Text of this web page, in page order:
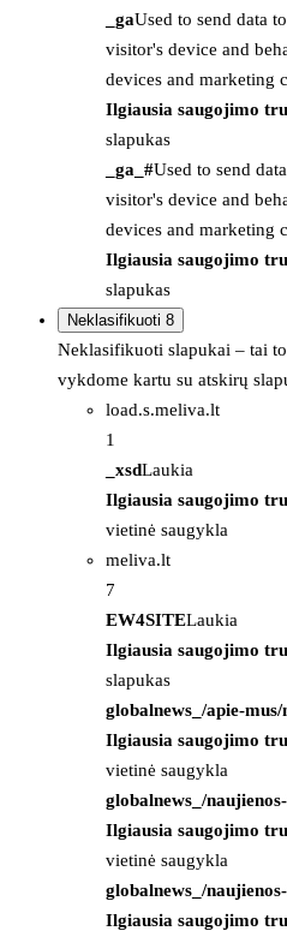
_gaUsed to send data
visitor's device and
devices and marketing
Ilgiausia saugojimo
slapukas
_ga_#Used to send
visitor's device and
devices and marketing
Ilgiausia saugojimo
slapukas
Neklasifikuoti 8
Neklasifikuoti slapukai – tai
vykdome kartu su atskirų
load.s.meliva.lt
1
_xsdLaukia
Ilgiausia saugojimo
vietinė saugykla
meliva.lt
7
EW4SITELaukia
Ilgiausia saugojimo
slapukas
globalnews_/apie-
Ilgiausia saugojimo
vietinė saugykla
globalnews_/
Ilgiausia saugojimo
vietinė saugykla
globalnews_/
Ilgiausia saugojimo